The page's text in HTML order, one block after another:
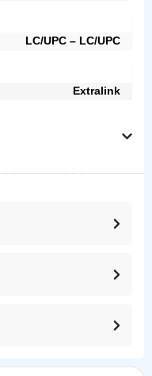
LC/UPC – LC/UPC
Extralink